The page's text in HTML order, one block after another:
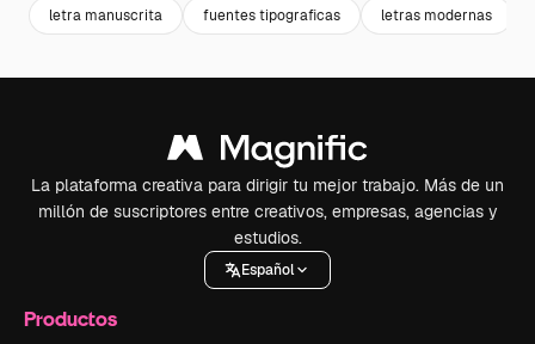
letra manuscrita fuentes tipograficas letras modernas
La plataforma creativa para dirigir tu mejor trabajo. Más de un
millón de suscriptores entre creativos, empresas, agencias y
estudios.
Español
Productos